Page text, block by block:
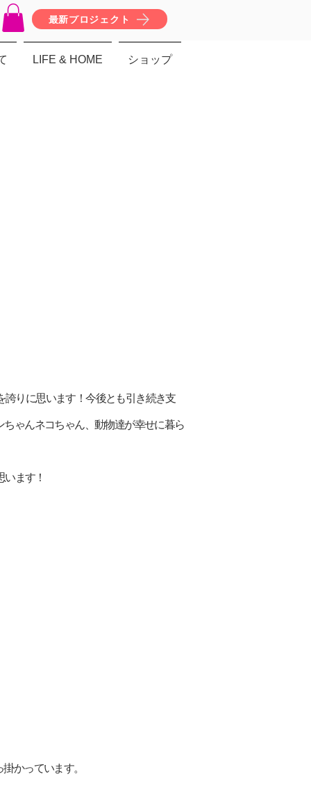
最新プロジェクト
LIFE & HOME ショップ
りに思います！今後とも引き続き支
ゃんネコちゃん、動物達が幸せに暮ら
ます！
かっています。